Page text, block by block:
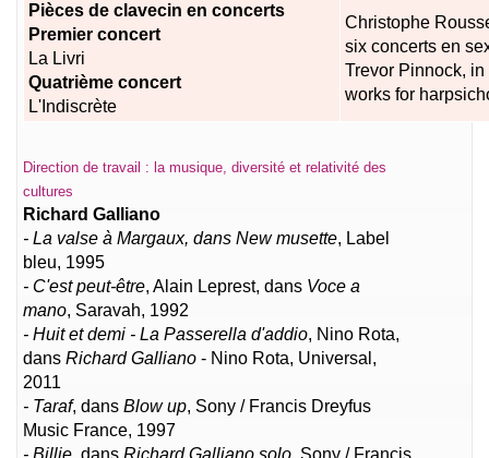
Pièces de clavecin en concerts
Premier concert
La Livri
Quatrième concert
L'Indiscrète
Christophe
six concerts en
Trevor Pinnock,
works for
Direction de travail : la musique, diversité et relativité des
cultures
Richard Galliano
- La valse à Margaux, dans New musette, Label
bleu, 1995
- C'est peut-être, Alain Leprest, dans Voce a
mano, Saravah, 1992
- Huit et demi - La Passerella d'addio, Nino Rota,
dans Richard Galliano - Nino Rota, Universal,
2011
- Taraf, dans Blow up, Sony / Francis Dreyfus
Music France, 1997